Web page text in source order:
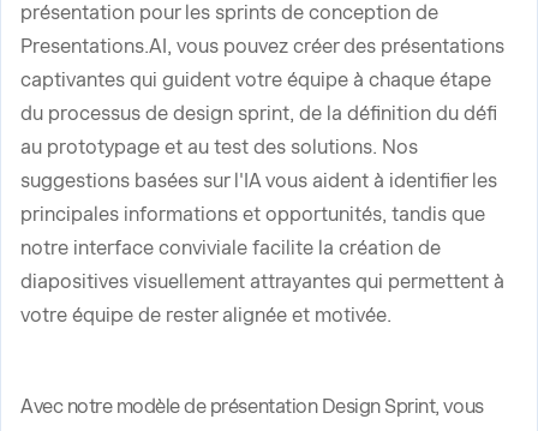
présentation pour les sprints de conception de
Presentations.AI, vous pouvez créer des présentations
captivantes qui guident votre équipe à chaque étape
du processus de design sprint, de la définition du défi
au prototypage et au test des solutions. Nos
suggestions basées sur l'IA vous aident à identifier les
principales informations et opportunités, tandis que
notre interface conviviale facilite la création de
diapositives visuellement attrayantes qui permettent à
votre équipe de rester alignée et motivée.
Avec notre modèle de présentation Design Sprint, vous